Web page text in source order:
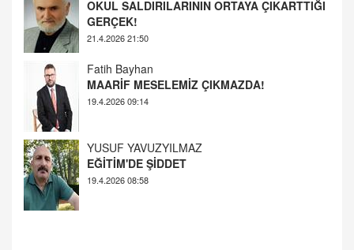
Fatih Bayhan
MAARİF MESELEMİZ ÇIKMAZDA!
YUSUF YAVUZYILMAZ